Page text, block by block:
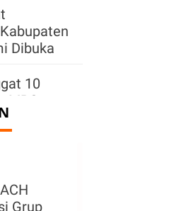
Dibuka
10
MBG
Higiene
Justru
Grup